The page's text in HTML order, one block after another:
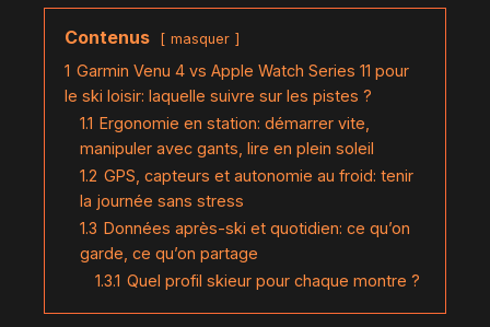
Contenus masquer
1 Garmin Venu 4 vs Apple Watch Series 11 pour
le ski loisir: laquelle suivre sur les pistes ?
1.1 Ergonomie en station: démarrer vite,
manipuler avec gants, lire en plein soleil
1.2 GPS, capteurs et autonomie au froid: tenir
la journée sans stress
1.3 Données après-ski et quotidien: ce qu’on
garde, ce qu’on partage
1.3.1 Quel profil skieur pour chaque montre ?